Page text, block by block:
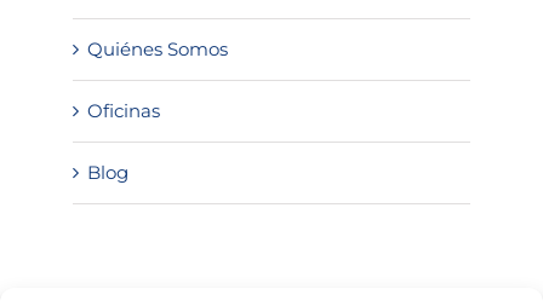
Quiénes Somos
Oficinas
Blog